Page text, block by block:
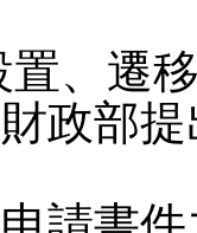
置、遷
政部